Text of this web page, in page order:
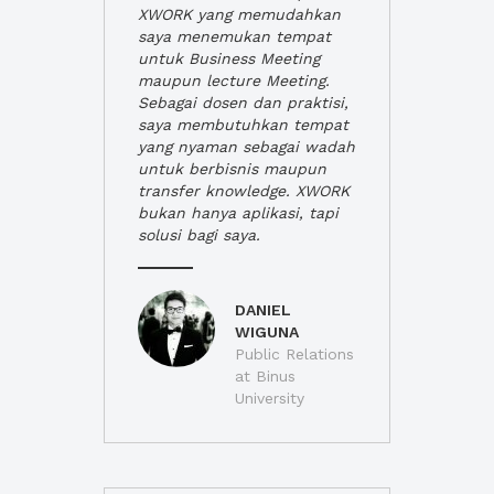
XWORK yang memudahkan
saya menemukan tempat
untuk Business Meeting
maupun lecture Meeting.
Sebagai dosen dan praktisi,
saya membutuhkan tempat
yang nyaman sebagai wadah
untuk berbisnis maupun
transfer knowledge. XWORK
bukan hanya aplikasi, tapi
solusi bagi saya.
DANIEL
WIGUNA
Public Relations
at Binus
University